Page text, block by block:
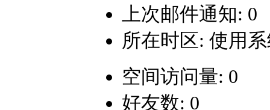
上次邮件通知: 0
所在时区: 使用
空间访问量: 0
好友数: 0